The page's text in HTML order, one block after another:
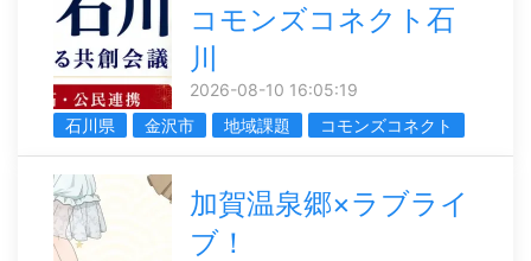
コモンズコネクト石
川
2026-08-10 16:05:19
石川県
金沢市 地域課題 コモンズコネクト
加賀温泉郷×ラブライ
ブ！